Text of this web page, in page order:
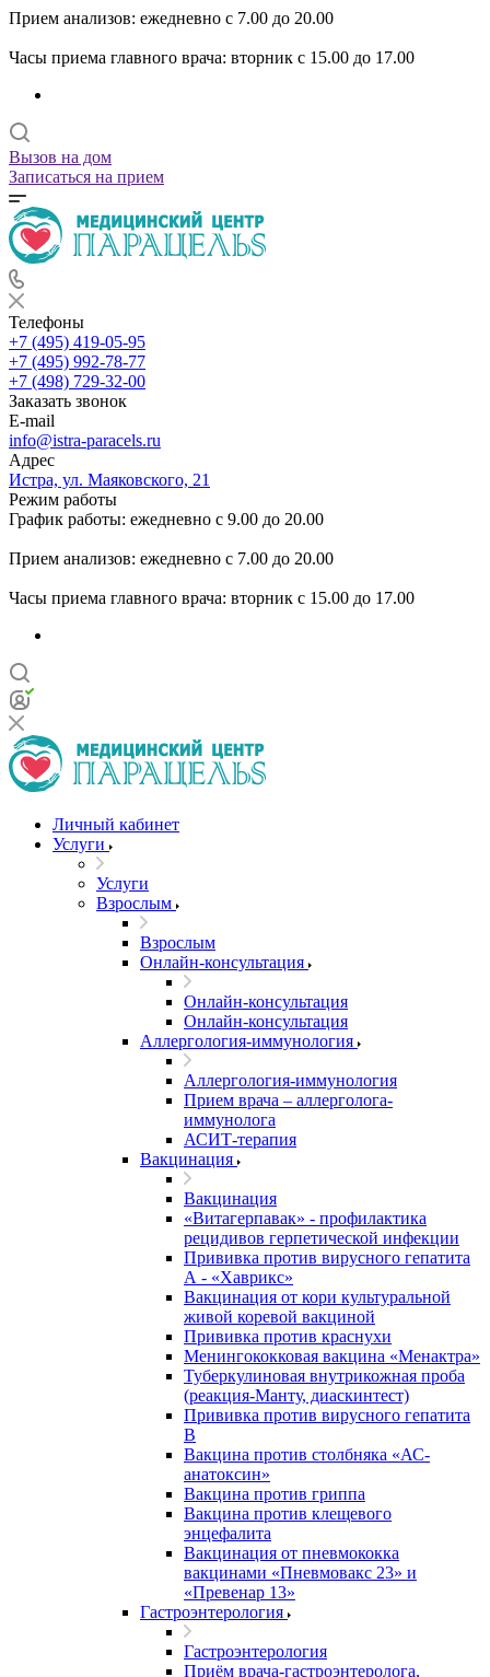
Прием анализов: ежедневно с 7.00 до 20.00
Часы приема главного врача: вторник с 15.00 до 17.00
Вызов на дом
Записаться на прием
Телефоны
+7 (495) 419-05-95
+7 (495) 992-78-77
+7 (498) 729-32-00
Заказать звонок
E-mail
info@istra-paracels.ru
Адрес
Истра, ул. Маяковского, 21
Режим работы
График работы: ежедневно с 9.00 до 20.00
Прием анализов: ежедневно с 7.00 до 20.00
Часы приема главного врача: вторник с 15.00 до 17.00
Личный кабинет
Услуги
Услуги
Взрослым
Взрослым
Онлайн-консультация
Онлайн-консультация
Онлайн-консультация
Аллергология-иммунология
Аллергология-иммунология
Прием врача – аллерголога-
иммунолога
АСИТ-терапия
Вакцинация
Вакцинация
«Витагерпавак» - профилактика
рецидивов герпетической инфекции
Прививка против вирусного гепатита
А - «Хаврикс»
Вакцинация от кори культуральной
живой коревой вакциной
Прививка против краснухи
Менингококковая вакцина «Менактра»
Туберкулиновая внутрикожная проба
(реакция-Манту, диаскинтест)
Прививка против вирусного гепатита
В
Вакцина против столбняка «АС-
анатоксин»
Вакцина против гриппа
Вакцина против клещевого
энцефалита
Вакцинация от пневмококка
вакцинами «Пневмовакс 23» и
«Превенар 13»
Гастроэнтерология
Гастроэнтерология
Приём врача-гастроэнтеролога,